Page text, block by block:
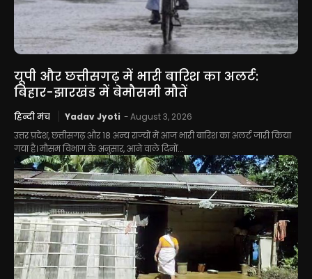
यूपी और छत्तीसगढ़ में भारी बारिश का अलर्ट:
बिहार-झारखंड में बेमौसमी मौतें
हिन्दी मंच Yadav Jyoti -August 3, 2026
उत्तर प्रदेश, छत्तीसगढ़ और 18 अन्य राज्यों में आज भारी बारिश का अलर्ट जारी किया
गया है। मौसम विभाग के अनुसार, आने वाले दिनों...